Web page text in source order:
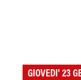
GIOVEDI' 23